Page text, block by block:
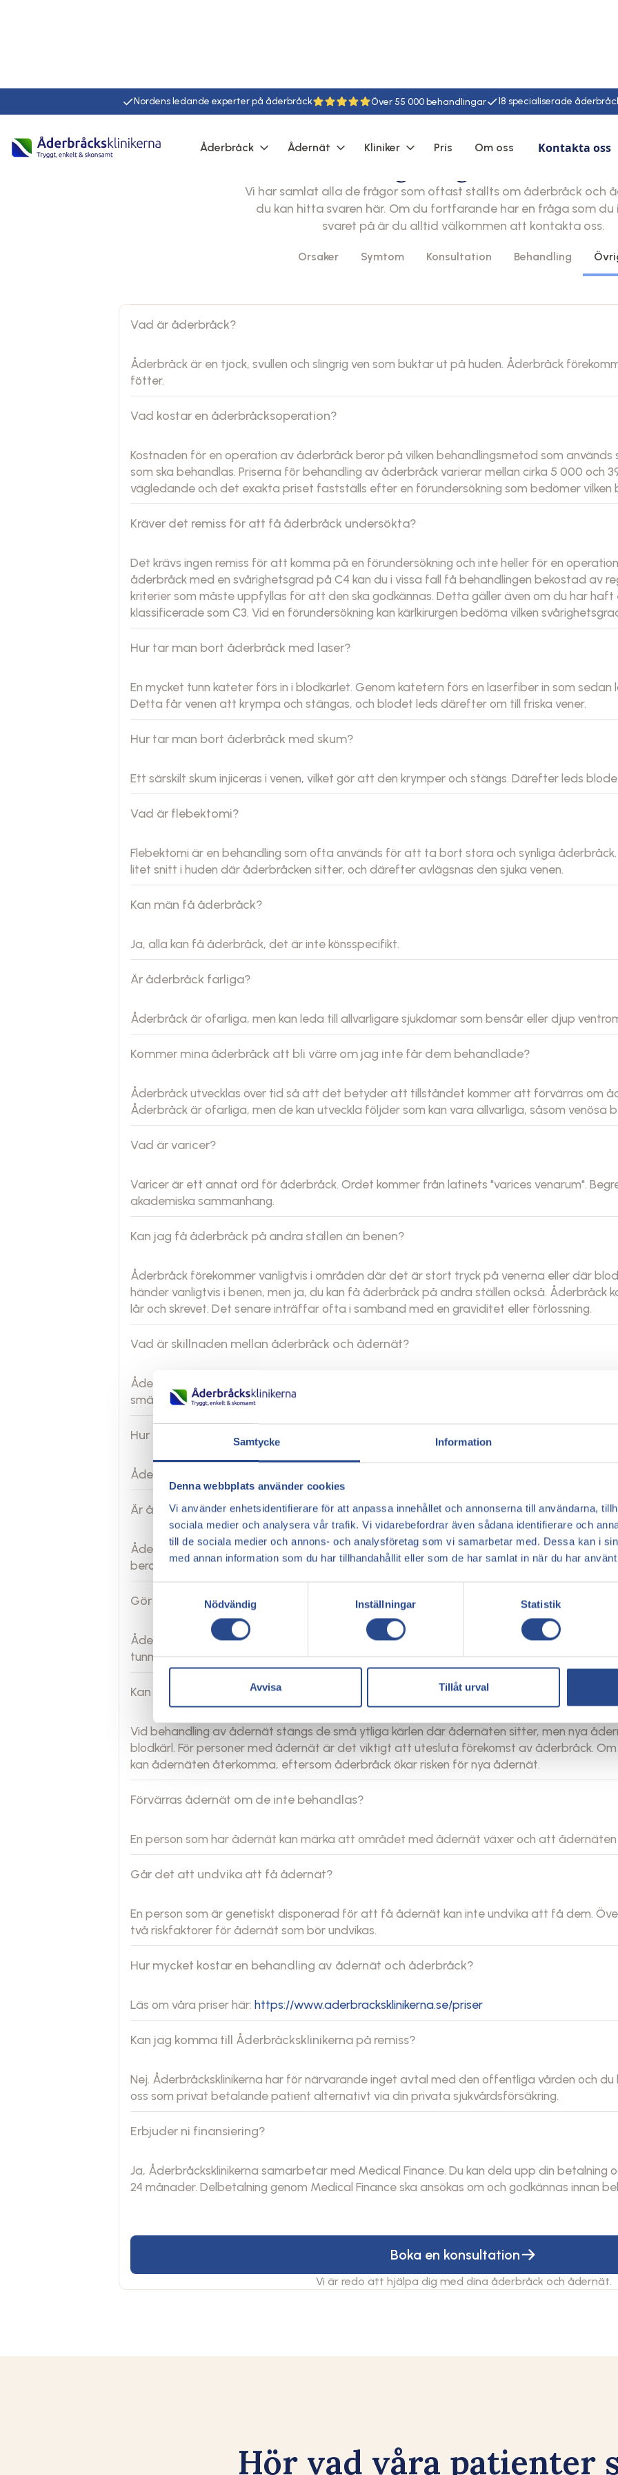
Samtycke Information
Denna webbplats använder cookies
Vi använder enhetsidentifierare för att anpassa innehållet och annonserna till användarna,
sociala medier och analysera vår trafik. Vi vidarebefordrar även sådana identifierare och
till de sociala medier och annons- och analysföretag som vi samarbetar med. Dessa kan i
med annan information som du har tillhandahållit eller som de har samlat in när du har
Nödvändig
Inställningar Statistik
Avvisa Tillåt urval
Nordens ledande experter på åderbråck 55 18
Åderbråck Ådernät Kliniker Pris Om oss Kontakta oss
Vi har samlat alla de frågor som oftast ställts om åderbråck och
du kan hitta svaren här. Om du fortfarande har en fråga som
svaret på är du alltid välkommen att kontakta oss.
Orsaker Symtom Konsultation Behandling
Vad är åderbråck?
Åderbråck är en tjock, svullen och slingrig ven som buktar ut på huden. Åderbråck
fötter.
Vad kostar en åderbråcksoperation?
Kostnaden för en operation av åderbråck beror på vilken behandlingsmetod som
som ska behandlas. Priserna för behandling av åderbråck varierar mellan cirka 5 000 och
vägledande och det exakta priset fastställs efter en förundersökning som bedömer vilken
Kräver det remiss för att få åderbråck undersökta?
Det krävs ingen remiss för att komma på en förundersökning och inte heller för en
åderbråck med en svårighetsgrad på C4 kan du i vissa fall få behandlingen bekostad av
kriterier som måste uppfyllas för att den ska godkännas. Detta gäller även om du har
klassificerade som C3. Vid en förundersökning kan kärlkirurgen bedöma vilken
Hur tar man bort åderbråck med laser?
En mycket tunn kateter förs in i blodkärlet. Genom katetern förs en laserfiber in som sedan
Detta får venen att krympa och stängas, och blodet leds därefter om till friska vener.
Hur tar man bort åderbråck med skum?
Ett särskilt skum injiceras i venen, vilket gör att den krymper och stängs. Därefter leds
Vad är flebektomi?
Flebektomi är en behandling som ofta används för att ta bort stora och synliga
litet snitt i huden där åderbråcken sitter, och därefter avlägsnas den sjuka venen.
Kan män få åderbråck?
Ja, alla kan få åderbråck, det är inte könsspecifikt.
Är åderbråck farliga?
Åderbråck är ofarliga, men kan leda till allvarligare sjukdomar som bensår eller djup
Kommer mina åderbråck att bli värre om jag inte får dem behandlade?
Åderbråck utvecklas över tid så att det betyder att tillståndet kommer att förvärras om
Åderbråck är ofarliga, men de kan utveckla följder som kan vara allvarliga, såsom venösa
Vad är varicer?
Varicer är ett annat ord för åderbråck. Ordet kommer från latinets "varices venarum".
akademiska sammanhang.
Kan jag få åderbråck på andra ställen än benen?
Åderbråck förekommer vanligtvis i områden där det är stort tryck på venerna eller där
händer vanligtvis i benen, men ja, du kan få åderbråck på andra ställen också. Åderbråck
lår och skrevet. Det senare inträffar ofta i samband med en graviditet eller förlossning.
Vad är skillnaden mellan åderbråck och ådernät?
Ådernät är en kosmetisk olägenhet som inte orsakar fysiska besvär. Åderbråck är en
smärta samt visst psykiskt lidande.
Hur tar man bort ådernät?
Ådernät avlägsnas med sklerosering, som är en injektionsbehandling.
Är ådernät farliga?
Ådernät är helt ofarliga, men om en person har stora ådernät som kontinuerligt
bero på underliggande problem, till exempel åderbråck.
Gör det ont att ta bort ådernät?
Ådernät på benen avlägsnas genom mikrosklerosering. Vid denna behandlingsmetod
tunn nål i det sjuka blodkärlet. Små stick kan kännas, men det uppstår ingen smärta i
Kan ådernät återkomma?
Vid behandling av ådernät stängs de små ytliga kärlen där ådernäten sitter, men nya
blodkärl. För personer med ådernät är det viktigt att utesluta förekomst av åderbråck.
kan ådernäten återkomma, eftersom åderbråck ökar risken för nya ådernät.
Förvärras ådernät om de inte behandlas?
En person som har ådernät kan märka att området med ådernät växer och att
Går det att undvika att få ådernät?
En person som är genetiskt disponerad för att få ådernät kan inte undvika att få dem.
två riskfaktorer för ådernät som bör undvikas.
Hur mycket kostar en behandling av ådernät och åderbråck?
Läs om våra priser här: https://www.aderbracksklinikerna.se/priser
Kan jag komma till Åderbråcksklinikerna på remiss?
Nej. Åderbråcksklinikerna har för närvarande inget avtal med den offentliga vården och
oss som privat betalande patient alternativt via din privata sjukvårdsförsäkring.
Erbjuder ni finansiering?
Ja, Åderbråcksklinikerna samarbetar med Medical Finance. Du kan dela upp din betalning
24 månader. Delbetalning genom Medical Finance ska ansökas om och godkännas innan
Boka en konsultation
Vi är redo att hjälpa dig med dina åderbråck och ådernät.
Hör vad våra patienter